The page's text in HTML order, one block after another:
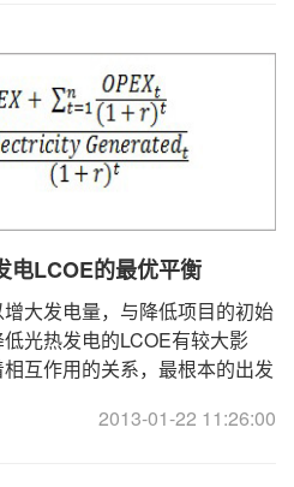
电LCOE的最优平衡
大发电量，与降低项目的初始
光热发电的LCOE有较大影
互作用的关系，最根本的出发
2013-01-22 11:26:00